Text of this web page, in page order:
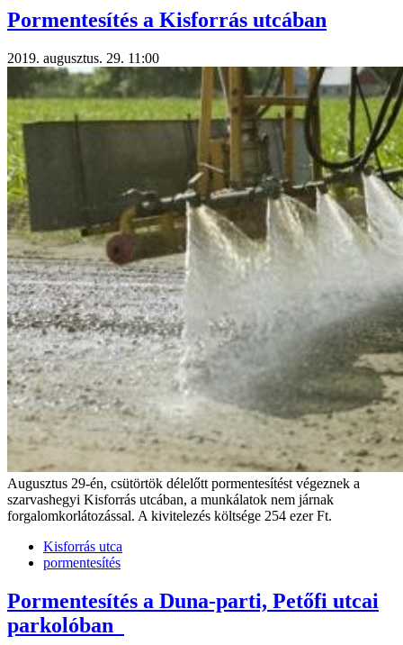
Pormentesítés a Kisforrás utcában
2019. augusztus. 29. 11:00
Augusztus 29-én, csütörtök délelőtt pormentesítést végeznek a
szarvashegyi Kisforrás utcában, a munkálatok nem járnak
forgalomkorlátozással. A kivitelezés költsége 254 ezer Ft.
Kisforrás utca
pormentesítés
Pormentesítés a Duna-parti, Petőfi utcai
parkolóban